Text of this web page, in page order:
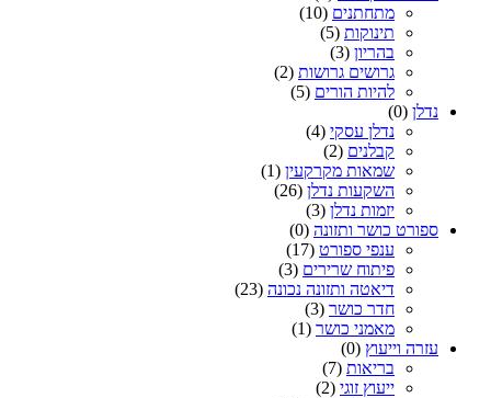
מתחתנים (10)
תינוקות (5)
בהריון (3)
גרושים גרושות (2)
להיות הורים (5)
נדלן (0)
נדלן עסקי (4)
קבלנים (2)
שמאות מקרקעין (1)
השקעות נדלן (26)
יזמות נדלן (3)
ספורט כושר ותזונה (0)
ענפי ספורט (17)
פיתוח שרירים (3)
דיאטה ותזונה נכונה (23)
חדר כושר (3)
מאמני כושר (1)
עזרה וייעוץ (0)
בריאות (7)
ייעוץ זוגי (2)